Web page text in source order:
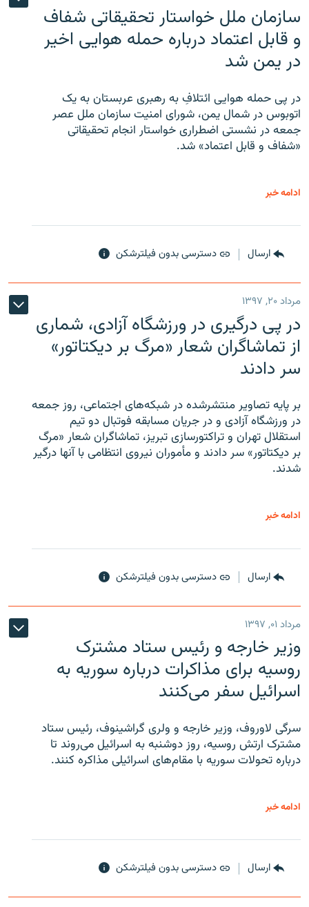
سازمان ملل خواستار تحقیقاتی شفاف
و قابل اعتماد درباره حمله هوایی اخیر
در یمن شد
در پی حمله هوایی ائتلافِ به رهبری عربستان به یک
اتوبوس در شمال یمن، شورای امنیت سازمان ملل عصر
جمعه در نشستی اضطراری خواستار انجام تحقیقاتی
«شفاف و قابل اعتماد» شد.
ادامه خبر
ارسال دسترسی بدون فیلترشکن
مرداد ۲۰, ۱۳۹۷
در پی درگیری در ورزشگاه آزادی، شماری
از تماشاگران شعار «مرگ بر دیکتاتور»
سر دادند
بر پایه تصاویر منتشرشده در شبکه‌های اجتماعی، روز جمعه
در ورزشگاه آزادی و در جریان مسابقه فوتبال دو تیم
استقلال تهران و تراکتورسازی تبریز، تماشاگران شعار «مرگ
بر دیکتاتور» سر دادند و مأموران نیروی انتظامی با آنها درگیر
شدند.
ادامه خبر
ارسال دسترسی بدون فیلترشکن
مرداد ۰۱, ۱۳۹۷
وزیر خارجه و رئیس‌ ستاد مشترک
روسیه برای مذاکرات درباره سوریه به
اسرائیل سفر می‌کنند
سرگی لاوروف، وزیر خارجه و ولری گراشینوف، رئیس ستاد
مشترک ارتش روسیه، روز دوشنبه به اسرائیل می‌روند تا
درباره تحولات سوریه با مقام‌های اسرائیلی مذاکره کنند.
ادامه خبر
ارسال دسترسی بدون فیلترشکن